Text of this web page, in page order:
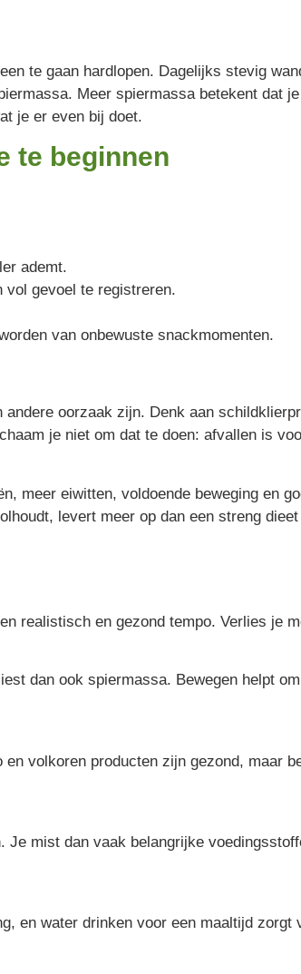
te gaan hardlopen. Dagelijks stevig
Meer spiermassa betekent dat
je er even bij doet.
te beginnen
ademt.
vol gevoel te registreren.
van onbewuste snackmomenten.
oorzaak zijn. Denk aan
je niet om dat te doen: afvallen is
meer eiwitten, voldoende beweging en
levert meer op dan een streng
realistisch en gezond tempo. Verlies je
dan ook spiermassa. Bewegen helpt
volkoren producten zijn gezond, maar
mist dan vaak belangrijke
en water drinken voor een maaltijd